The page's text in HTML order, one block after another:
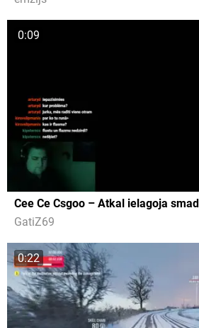
0:09
Cee Ce Csgoo – Atkal ielagoja
GatiZ69
0:22